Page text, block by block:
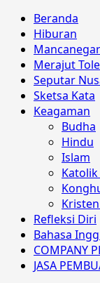
Beranda
Hiburan
Merajut
Seputar
Sketsa Kata
Keagaman
Budha
Hindu
Islam
Refleksi Diri
Bahasa
COMPANY
JASA